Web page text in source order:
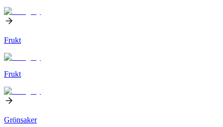
Frukt
Frukt
Grönsaker